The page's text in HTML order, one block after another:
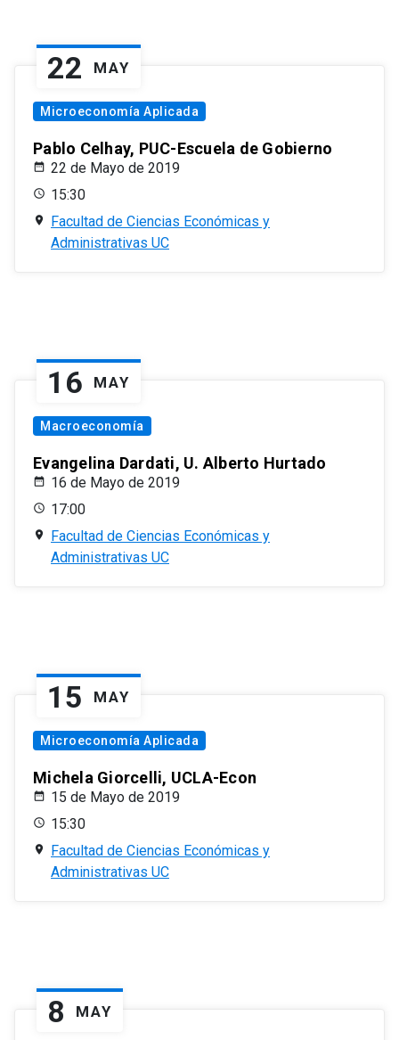
22 MAY
Microeconomía Aplicada
Pablo Celhay, PUC-Escuela de Gobierno
22 de Mayo de 2019
15:30
Facultad de Ciencias Económicas y
Administrativas UC
16 MAY
Macroeconomía
Evangelina Dardati, U. Alberto Hurtado
16 de Mayo de 2019
17:00
Facultad de Ciencias Económicas y
Administrativas UC
15 MAY
Microeconomía Aplicada
Michela Giorcelli, UCLA-Econ
15 de Mayo de 2019
15:30
Facultad de Ciencias Económicas y
Administrativas UC
8 MAY